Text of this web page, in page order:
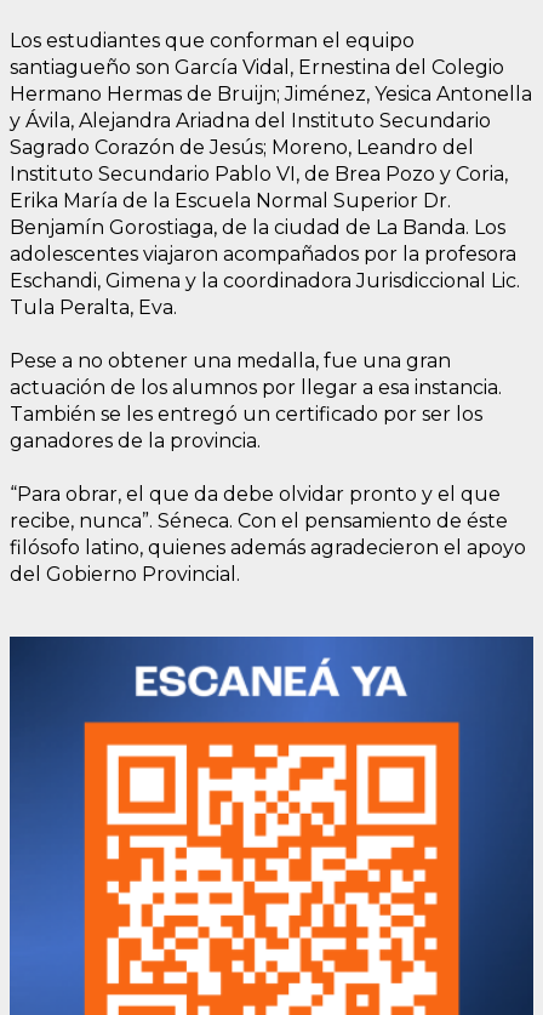
Los estudiantes que conforman el equipo
santiagueño son García Vidal, Ernestina del Colegio
Hermano Hermas de Bruijn; Jiménez, Yesica Antonella
y Ávila, Alejandra Ariadna del Instituto Secundario
Sagrado Corazón de Jesús; Moreno, Leandro del
Instituto Secundario Pablo VI, de Brea Pozo y Coria,
Erika María de la Escuela Normal Superior Dr.
Benjamín Gorostiaga, de la ciudad de La Banda. Los
adolescentes viajaron acompañados por la profesora
Eschandi, Gimena y la coordinadora Jurisdiccional Lic.
Tula Peralta, Eva.
Pese a no obtener una medalla, fue una gran
actuación de los alumnos por llegar a esa instancia.
También se les entregó un certificado por ser los
ganadores de la provincia.
“Para obrar, el que da debe olvidar pronto y el que
recibe, nunca”. Séneca. Con el pensamiento de éste
filósofo latino, quienes además agradecieron el apoyo
del Gobierno Provincial.